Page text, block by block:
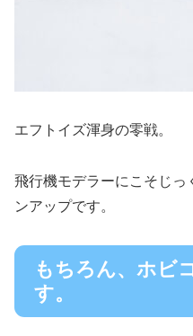
エフトイズ渾身の零戦。
飛行機モデラーにこそじっ
ンアップです。
もちろん、ホビ
す。